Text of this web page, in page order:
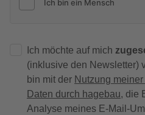
Ich möchte auf mich
(inklusive den Newsletter)
bin mit der Nutzung
Daten durch hagebau, die
Analyse meines E-Mail-